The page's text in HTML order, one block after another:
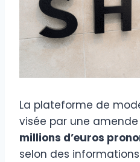
La plateforme de
visée par une
millions d’euros
selon des